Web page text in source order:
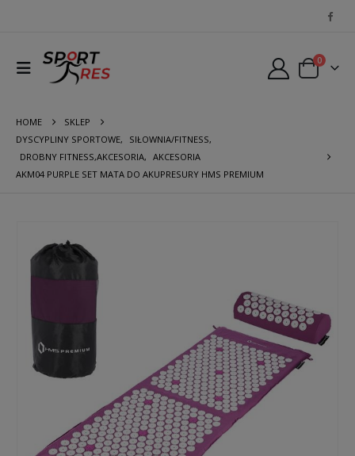
0
HOME
SKLEP
DYSCYPLINY SPORTOWE, SIŁOWNIA/FITNESS,
DROBNY FITNESS,AKCESORIA, AKCESORIA
AKM04 PURPLE SET MATA DO AKUPRESURY HMS PREMIUM